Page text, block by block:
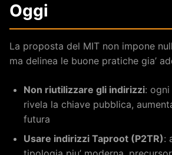
Oggi
La proposta del MIT non impone
ma delinea le buone pratiche gia’
Non riutilizzare gli indirizzi:
rivela la chiave pubblica,
futura
Usare indirizzi Taproot (P2TR):